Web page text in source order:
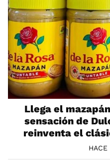
Llega el
sensación de
reinventa el
HACE